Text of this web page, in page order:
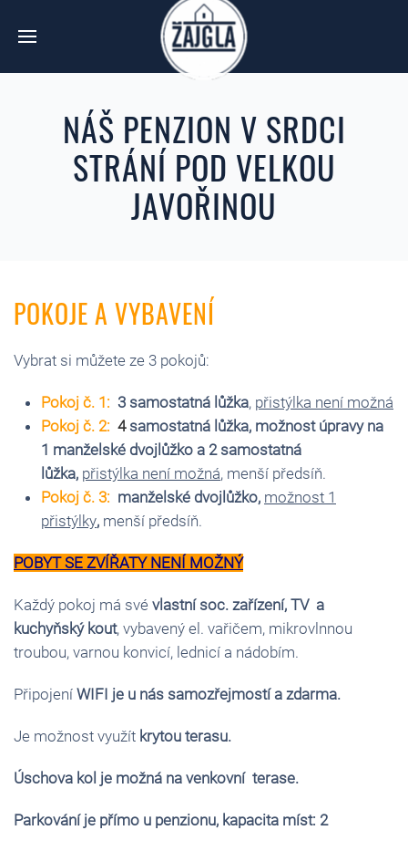
NÁŠ PENZION V SRDCI
STRÁNÍ POD VELKOU
JAVOŘINOU
POKOJE A VYBAVENÍ
Vybrat si můžete ze 3 pokojů:
Pokoj č. 1: 3 samostatná lůžka, přistýlka není možná
Pokoj č. 2: 4samostatná lůžka, možnost úpravy na
1 manželské dvojlůžko a 2 samostatná
lůžka, přistýlka není možná, menší předsíň.
Pokoj č. 3: manželské dvojlůžko, možnost 1
přistýlky, menší předsíň.
POBYT SE ZVÍŘATY NENÍ MOŽNÝ
Každý pokoj má své vlastní soc. zařízení, TV a
kuchyňský kout, vybavený el. vařičem, mikrovlnnou
troubou, varnou konvicí, lednicí a nádobím.
Připojení WIFI je u nás samozřejmostí a zdarma.
Je možnost využít krytou terasu.
Úschova kol je možná na venkovní terase.
Parkování je přímo u penzionu, kapacita míst: 2